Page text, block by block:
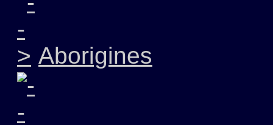
Aborigines